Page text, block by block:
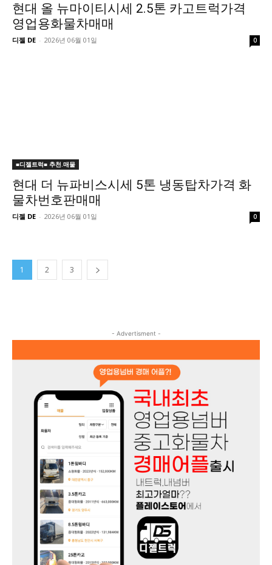
현대 올 뉴마이티시세 2.5톤 카고트럭가격
영업용화물차매매
디젤 DE - 2026년 06월 01일 0
■디젤트럭■ 추천.매물
현대 더 뉴파비스시세 5톤 냉동탑차가격 화
물차번호판매매
디젤 DE - 2026년 06월 01일 0
1 2 3
- Advertisment -